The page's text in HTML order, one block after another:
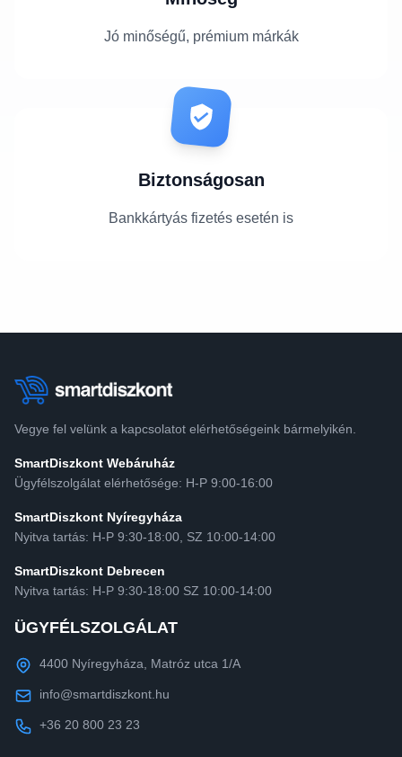
Jó minőségű, prémium márkák
Biztonságosan
Bankkártyás fizetés esetén is
Vegye fel velünk a kapcsolatot elérhetőségeink bármelyikén.
SmartDiszkont Webáruház
Ügyfélszolgálat elérhetősége: H-P 9:00-16:00
SmartDiszkont Nyíregyháza
Nyitva tartás: H-P 9:30-18:00, SZ 10:00-14:00
SmartDiszkont Debrecen
Nyitva tartás: H-P 9:30-18:00 SZ 10:00-14:00
ÜGYFÉLSZOLGÁLAT
4400 Nyíregyháza, Matróz utca 1/A
info@smartdiszkont.hu
+36 20 800 23 23